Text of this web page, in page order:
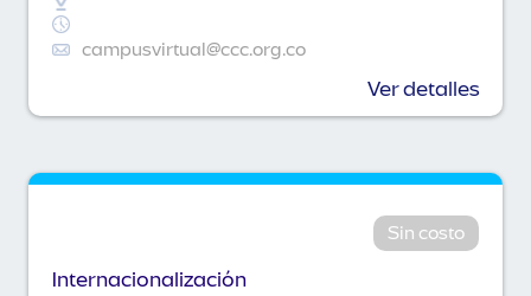
campusvirtual@ccc.org.co
Ver detalles
Sin costo
Internacionalización